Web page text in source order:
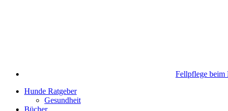
Fellpflege beim
Hunde Ratgeber
Gesundheit
Bücher